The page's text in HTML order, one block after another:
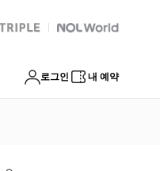
트리플 Global Interpark
로그인 내 예약